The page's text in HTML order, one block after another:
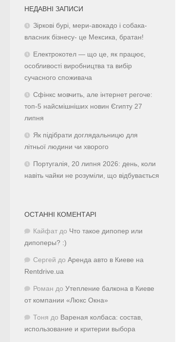
НЕДАВНІ ЗАПИСИ
Зіркові бурі, мери-авокадо і собака-
власник бізнесу- це Мексика, братан!
Електрокотел — що це, як працює,
особливості виробництва та вибір
сучасного споживача
Сфінкс мовчить, але інтернет регоче:
топ-5 найсмішніших новин Єгипту 27
липня
Як підібрати доглядальницю для
літньої людини чи хворого
Португалія, 20 липня 2026: день, коли
навіть чайки не розуміли, що відбувається
ОСТАННІ КОМЕНТАРІ
Кайфат до Что такое дипопер или
дипоперы? :)
Сергей до Аренда авто в Киеве на
Rentdrive.ua
Роман до Утепление балкона в Киеве
от компании «Люкс Окна»
Тоня до Вареная колбаса: состав,
использование и критерии выбора